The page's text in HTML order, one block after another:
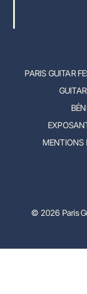
PARIS GUITAR
MENTIONS
© 2026 Paris